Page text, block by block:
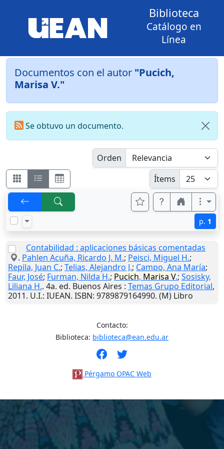
Biblioteca
Catálogo en
Línea
Documentos con el autor "Pucich,
Marisa V."
Se obtuvo un documento.
Orden
Ítems
p. 1
Contabilidad : aplicaciones básicas comentadas
. Pahlen Acuña, Ricardo J. M.; Peisci, Miguel H.;
Repila, Juan C.; Telias, Alejandro J.; Campo, Ana María;
Faur, José; Furman, Nilda H.; Pucich, Marisa V.; Sosisky,
Liliana H.. 4a. ed. Buenos Aires : Temas Grupo Editorial,
2011. U.I.: IUEAN. ISBN: 9789879164990. (M) Libro
Contacto:
Biblioteca: biblioteca@ean.edu.ar
Pérgamo OPAC Web